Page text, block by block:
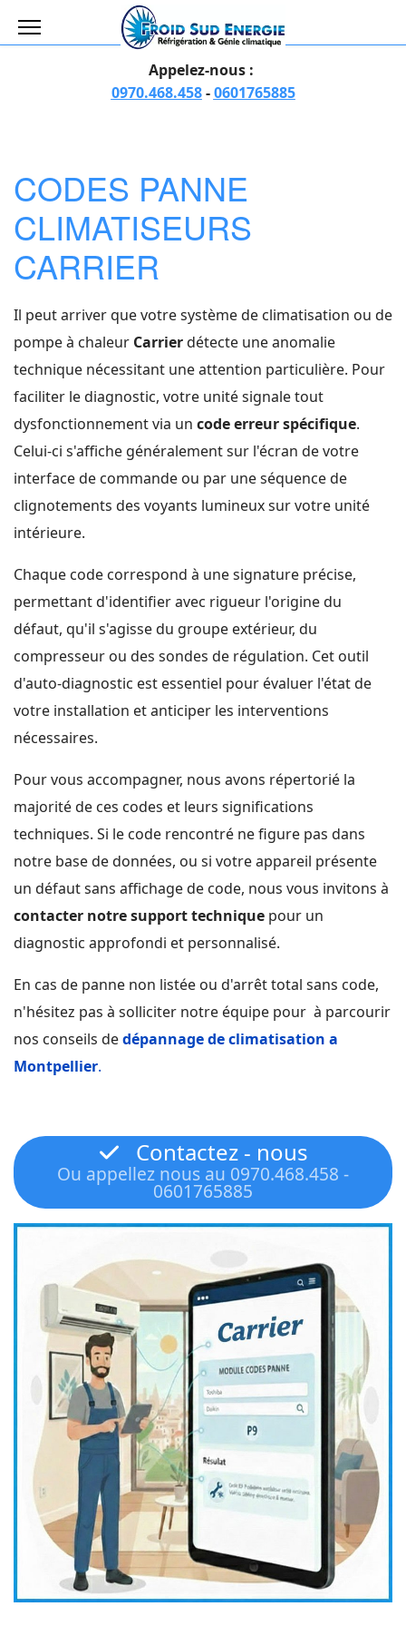
Appelez-nous :
0970.468.458-0601765885
CODES PANNE
CLIMATISEURS
CARRIER
Il peut arriver que votre système de climatisation ou de
pompe à chaleur Carrierdétecte une anomalie
technique nécessitant une attention particulière. Pour
faciliter le diagnostic, votre unité signale tout
dysfonctionnement via un code erreur spécifique.
Celui-ci s'affiche généralement sur l'écran de votre
interface de commande ou par une séquence de
clignotements des voyants lumineux sur votre unité
intérieure.
Chaque code correspond à une signature précise,
permettant d'identifier avec rigueur l'origine du
défaut, qu'il s'agisse du groupe extérieur, du
compresseur ou des sondes de régulation. Cet outil
d'auto-diagnostic est essentiel pour évaluer l'état de
votre installation et anticiper les interventions
nécessaires.
Pour vous accompagner, nous avons répertorié la
majorité de ces codes et leurs significations
techniques. Si le code rencontré ne figure pas dans
notre base de données, ou si votre appareil présente
un défaut sans affichage de code, nous vous invitons à
contacter notre support technique pour un
diagnostic approfondi et personnalisé.
En cas de panne non listée ou d'arrêt total sans code,
n'hésitez pas à solliciter notre équipe pour à parcourir
nos conseils dedépannage de climatisation a
Montpellier.
Contactez - nous
Ou appellez nous au 0970.468.458 -
0601765885